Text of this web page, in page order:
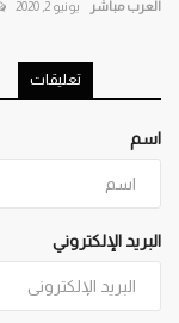
العرب مباشر يونيو 2, 2020
تعليقات
اسم
البريد الإلكتروني